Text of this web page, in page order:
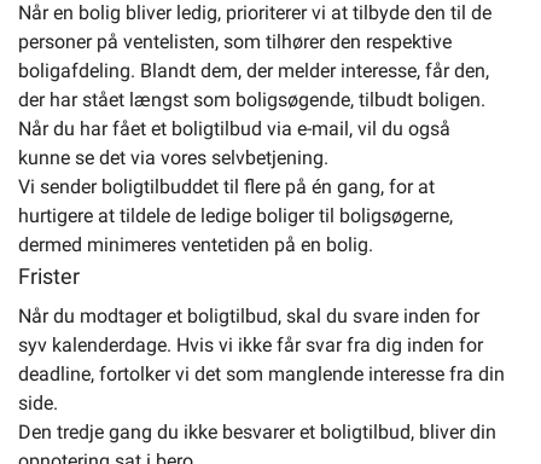
Når en bolig bliver ledig, prioriterer vi at tilbyde den til de
personer på ventelisten, som tilhører den respektive
boligafdeling. Blandt dem, der melder interesse, får den,
der har stået længst som boligsøgende, tilbudt boligen.
Når du har fået et boligtilbud via e-mail, vil du også
kunne se det via vores selvbetjening.
Vi sender boligtilbuddet til flere på én gang, for at
hurtigere at tildele de ledige boliger til boligsøgerne,
dermed minimeres ventetiden på en bolig.
Frister
Når du modtager et boligtilbud, skal du svare inden for
syv kalenderdage. Hvis vi ikke får svar fra dig inden for
deadline, fortolker vi det som manglende interesse fra din
side.
Den tredje gang du ikke besvarer et boligtilbud, bliver din